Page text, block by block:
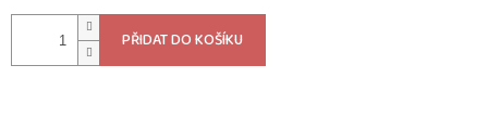
PŘIDAT DO KOŠÍKU